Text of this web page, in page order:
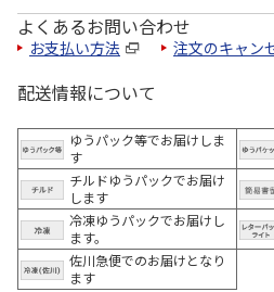
よくあるお問い合わせ
お支払い方法 注文のキャン
配送情報について
ゆうパック等でお届けしま
す
チルドゆうパックでお届け
します
冷凍ゆうパックでお届けし
ます。
佐川急便でのお届けとなり
ます